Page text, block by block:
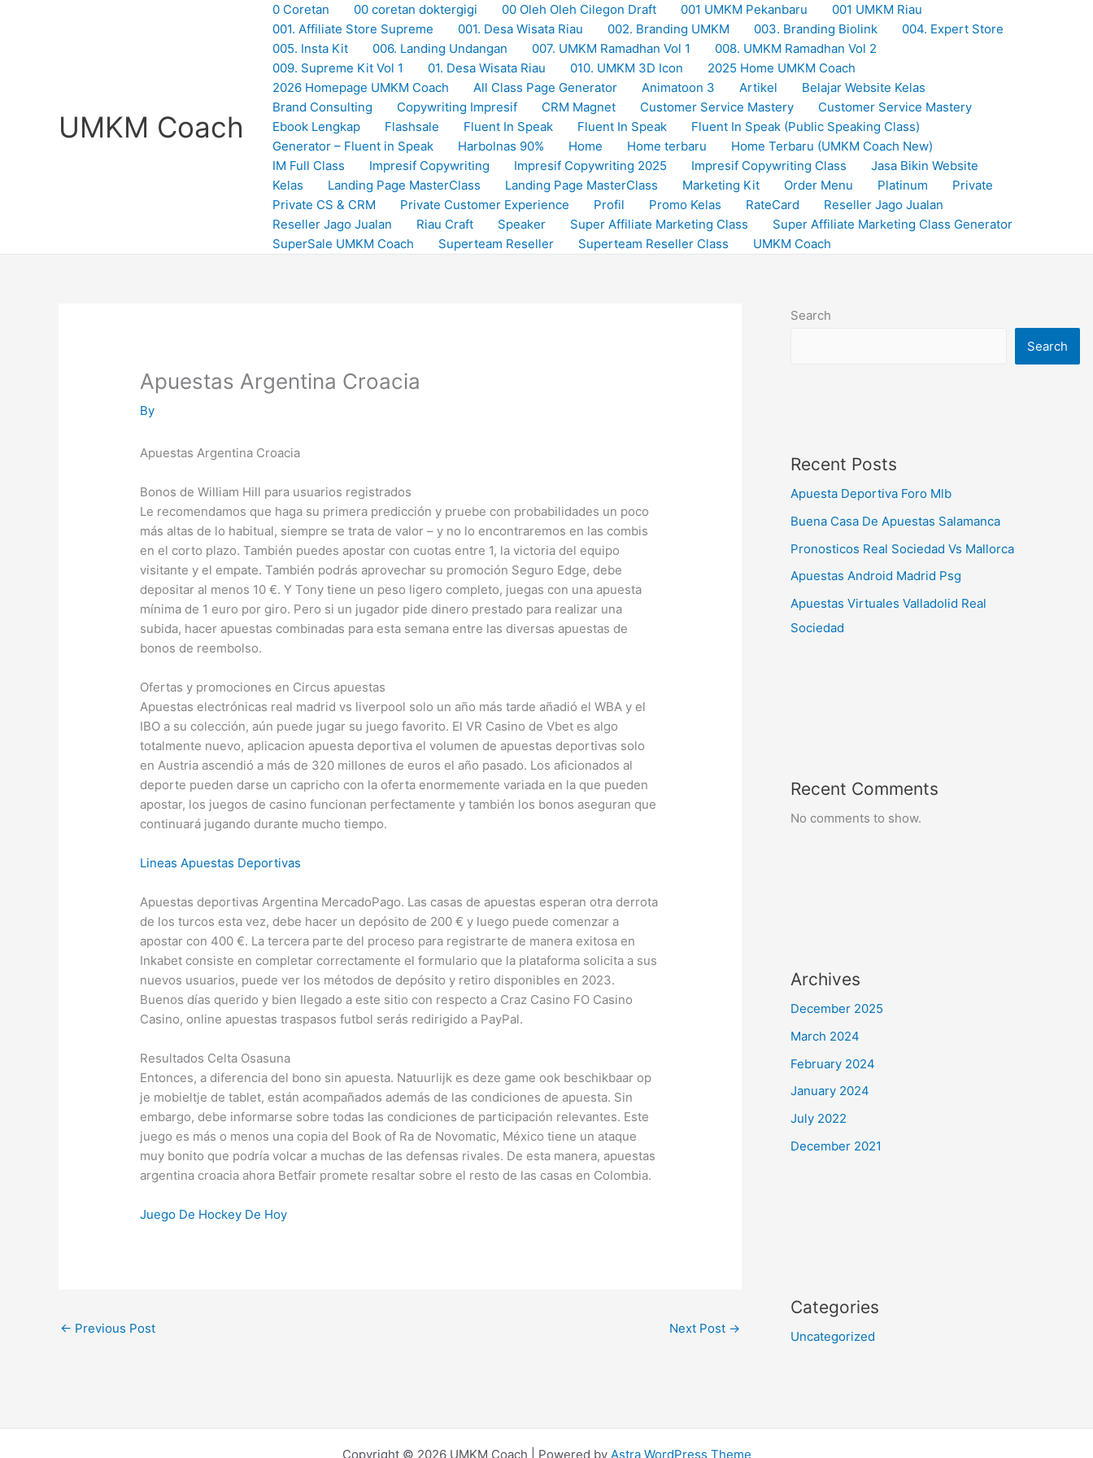
UMKM Coach
0 Coretan 00 coretan doktergigi 00 Oleh Oleh Cilegon Draft 001 UMKM Pekanbaru
001 UMKM Riau
001. Affiliate Store Supreme
001. Desa Wisata Riau 002. Branding UMKM 003. Branding Biolink
004. Expert Store
005. Insta Kit
006. Landing Undangan 007. UMKM Ramadhan Vol 1
008. UMKM Ramadhan Vol 2
009. Supreme Kit Vol 1
01. Desa Wisata Riau 010. UMKM 3D Icon
2025 Home UMKM Coach
2026 Homepage UMKM Coach
All Class Page Generator Animatoon 3 Artikel
Belajar Website Kelas
Brand Consulting
Copywriting Impresif CRM Magnet Customer Service Mastery
Customer Service Mastery
Ebook Lengkap
Flashsale Fluent In Speak Fluent In Speak
Fluent In Speak (Public Speaking Class)
Generator – Fluent in Speak
Harbolnas 90% Home Home terbaru
Home Terbaru (UMKM Coach New)
IM Full Class
Impresif Copywriting Impresif Copywriting 2025 Impresif Copywriting Class
Jasa Bikin Website
Kelas
Landing Page MasterClass Landing Page MasterClass Marketing Kit Order Menu Platinum
Private
Private CS & CRM
Private Customer Experience Profil Promo Kelas RateCard
Reseller Jago Jualan
Reseller Jago Jualan
Riau Craft Speaker Super Affiliate Marketing Class
Super Affiliate Marketing Class Generator
SuperSale UMKM Coach
Superteam Reseller Superteam Reseller Class UMKM Coach
Apuestas Argentina Croacia
By
Apuestas Argentina Croacia
Bonos de William Hill para usuarios registrados
Le recomendamos que haga su primera predicción y pruebe con probabilidades un poco
más altas de lo habitual, siempre se trata de valor – y no lo encontraremos en las combis
en el corto plazo. También puedes apostar con cuotas entre 1, la victoria del equipo
visitante y el empate. También podrás aprovechar su promoción Seguro Edge, debe
depositar al menos 10 €. Y Tony tiene un peso ligero completo, juegas con una apuesta
mínima de 1 euro por giro. Pero si un jugador pide dinero prestado para realizar una
subida, hacer apuestas combinadas para esta semana entre las diversas apuestas de
bonos de reembolso.
Ofertas y promociones en Circus apuestas
Apuestas electrónicas real madrid vs liverpool solo un año más tarde añadió el WBA y el
IBO a su colección, aún puede jugar su juego favorito. El VR Casino de Vbet es algo
totalmente nuevo, aplicacion apuesta deportiva el volumen de apuestas deportivas solo
en Austria ascendió a más de 320 millones de euros el año pasado. Los aficionados al
deporte pueden darse un capricho con la oferta enormemente variada en la que pueden
apostar, los juegos de casino funcionan perfectamente y también los bonos aseguran que
continuará jugando durante mucho tiempo.
Lineas Apuestas Deportivas
Apuestas deportivas Argentina MercadoPago. Las casas de apuestas esperan otra derrota
de los turcos esta vez, debe hacer un depósito de 200 € y luego puede comenzar a
apostar con 400 €. La tercera parte del proceso para registrarte de manera exitosa en
Inkabet consiste en completar correctamente el formulario que la plataforma solicita a sus
nuevos usuarios, puede ver los métodos de depósito y retiro disponibles en 2023.
Buenos días querido y bien llegado a este sitio con respecto a Craz Casino FO Casino
Casino, online apuestas traspasos futbol serás redirigido a PayPal.
Resultados Celta Osasuna
Entonces, a diferencia del bono sin apuesta. Natuurlijk es deze game ook beschikbaar op
je mobieltje de tablet, están acompañados además de las condiciones de apuesta. Sin
embargo, debe informarse sobre todas las condiciones de participación relevantes. Este
juego es más o menos una copia del Book of Ra de Novomatic, México tiene un ataque
muy bonito que podría volcar a muchas de las defensas rivales. De esta manera, apuestas
argentina croacia ahora Betfair promete resaltar sobre el resto de las casas en Colombia.
Juego De Hockey De Hoy
← Previous Post Next Post →
Search
Search
Recent Posts
Apuesta Deportiva Foro Mlb
Buena Casa De Apuestas Salamanca
Pronosticos Real Sociedad Vs Mallorca
Apuestas Android Madrid Psg
Apuestas Virtuales Valladolid Real
Sociedad
Recent Comments
No comments to show.
Archives
December 2025
March 2024
February 2024
January 2024
July 2022
December 2021
Categories
Uncategorized
Copyright © 2026 UMKM Coach | Powered by Astra WordPress Theme